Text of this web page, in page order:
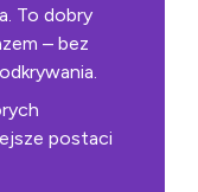
To dobry
– bez
postaci